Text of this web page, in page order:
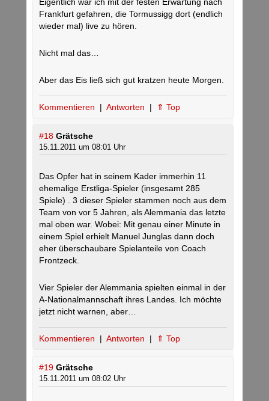
Frankfurt gefahren, die Tormussigg dort (endlich
wieder mal) live zu hören.
Nicht mal das…
Aber das Eis ließ sich gut kratzen heute Morgen.
Kommentieren | Antworten | ⇑ Top
#18 Grätsche
15.11.2011 um 08:01 Uhr
Das Opfer hat in seinem Kader immerhin 11
ehemalige Erstliga-Spieler (insgesamt 285
Spiele) . 3 dieser Spieler stammen noch aus dem
Team von vor 5 Jahren, als Alemmania das letzte
mal oben war. Wobei: Mit genau einer Minute in
einem Spiel erhielt Manuel Junglas dann doch
eher überschaubare Spielanteile von Coach
Frontzeck.
Vier Spieler der Alemmania spielten einmal in der
A-Nationalmannschaft ihres Landes. Ich möchte
jetzt nicht warnen, aber…
Kommentieren | Antworten | ⇑ Top
#19 Grätsche
15.11.2011 um 08:02 Uhr